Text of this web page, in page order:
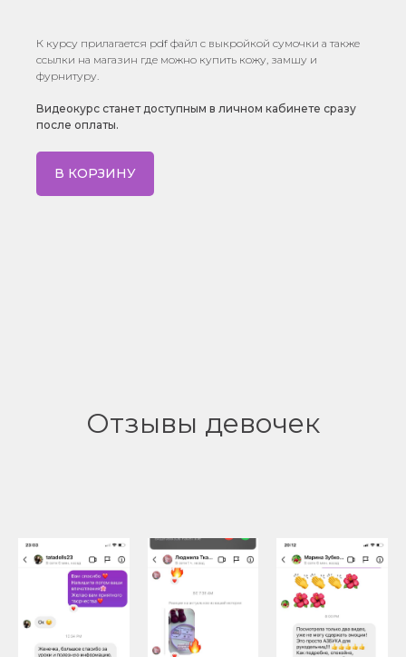
К курсу прилагается pdf файл с выкройкой сумочки а также
ссылки на магазин где можно купить кожу, замшу и
фурнитуру.
Видеокурс станет доступным в личном кабинете сразу
после оплаты.
В КОРЗИНУ
Отзывы девочек